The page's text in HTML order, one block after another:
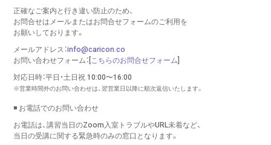
正確なご案内と行き違い防止のため、
お問合せはメールまたはお問合せフォームのご利用を
お願いしております。
メールアドレス：info@caricon.co
お問い合わせフォーム：[こちらのお問合せフォーム]
対応日時：平日・土日祝 10:00〜16:00
※営業時間外のお問い合わせは、翌営業日以降に順次返信いたします。
◾️ お電話でのお問い合わせ
お電話は、講習当日のZoom入室トラブルやURL未着など、
当日の受講に関する緊急時のみの窓口となります。